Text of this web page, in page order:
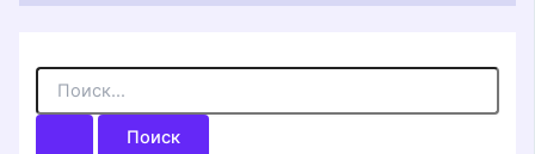
П
и